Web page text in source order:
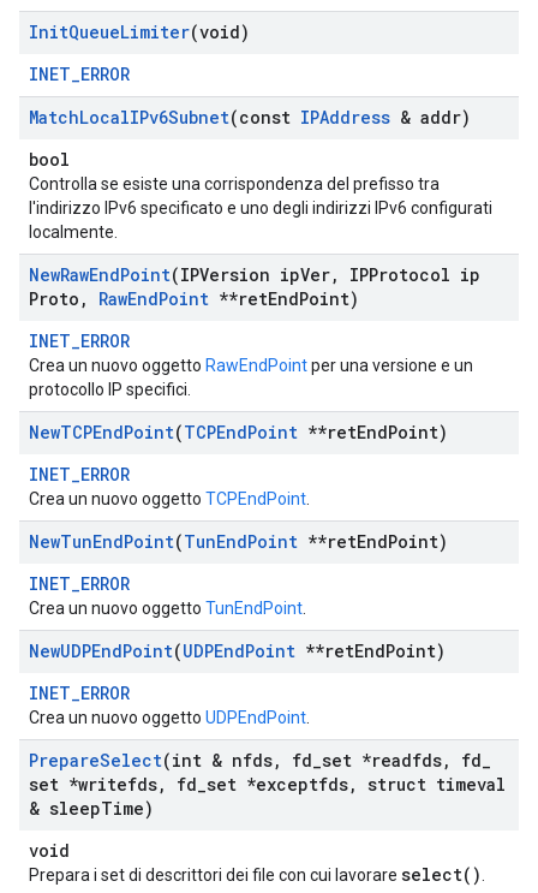
InitQueueLimiter(void)
INET_ERROR
MatchLocalIPv6Subnet(const IPAddress & addr)
bool
Controlla se esiste una corrispondenza del prefisso tra
l'indirizzo IPv6 specificato e uno degli indirizzi IPv6 configurati
localmente.
NewRawEndPoint(IPVersion ipVer,
IPProtocol ip
Proto , RawEndPoint **retEndPoint)
INET_ERROR
Crea un nuovo oggetto RawEndPointper una versione e un
protocollo IP specifici.
NewTCPEndPoint(TCPEndPoint **retEndPoint)
INET_ERROR
Crea un nuovo oggetto TCPEndPoint
NewTunEndPoint(TunEndPoint **retEndPoint)
INET_ERROR
Crea un nuovo oggetto TunEndPoint
NewUDPEndPoint(UDPEndPoint **retEndPoint)
INET_ERROR
Crea un nuovo oggetto UDPEndPoint
PrepareSelect(int & nfds, fd set *readfds, fd
set *writefds, fd set *exceptfds, struct timeval
& sleepTime)
void
Prepara i set di descrittori dei file con cui lavorare select()